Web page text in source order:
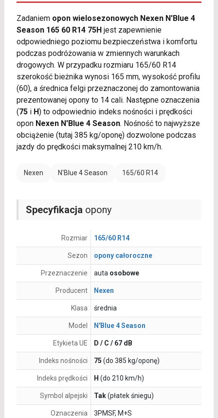
Zadaniem opon wielosezonowych Nexen N'Blue 4
Season 165 60 R14 75Hjest zapewnienie
odpowiedniego poziomu bezpieczeństwa i komfortu
podczas podróżowania w zmiennych warunkach
drogowych. W przypadku rozmiaru 165/60 R14
szerokość bieżnika wynosi 165 mm, wysokość profilu
(60), a średnica felgi przeznaczonej do zamontowania
prezentowanej opony to 14 cali. Następne oznaczenia
(75i H) to odpowiednio indeks nośności i prędkości
opon Nexen N'Blue 4 Season. Nośność to najwyższe
obciążenie (tutaj 385 kg/oponę) dozwolone podczas
jazdy do prędkości maksymalnej 210 km/h.
Nexen N'Blue 4 Season 165/60 R14
Specyfikacja opony
Rozmiar 165/60 R14
Sezon opony całoroczne
Przeznaczenie auta osobowe
Producent Nexen
Klasa średnia
Model N'Blue 4 Season
Etykieta UE D / C / 67 dB
Indeks nośności 75 (do 385 kg/oponę)
Indeks prędkości H (do 210 km/h)
Symbol alpejski Tak(płatek śniegu)
Oznaczenia 3PMSF, M+S